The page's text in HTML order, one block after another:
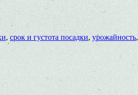
, срок и густота посадки,урожайность,